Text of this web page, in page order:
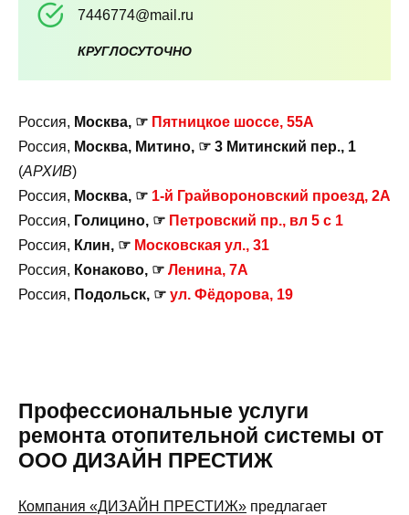
7446774@mail.ru
КРУГЛОСУТОЧНО
Россия, Москва, ☞ Пятницкое шоссе, 55А
Россия, Москва, Митино, ☞ 3 Митинский пер., 1
(АРХИВ)
Россия, Москва, ☞ 1-й Грайвороновский проезд, 2А
Россия, Голицино, ☞ Петровский пр., вл 5 с 1
Россия, Клин, ☞ Московская ул., 31
Россия, Конаково, ☞ Ленина, 7А
Россия, Подольск, ☞ ул. Фёдорова, 19
Профессиональные услуги
ремонта отопительной системы от
ООО ДИЗАЙН ПРЕСТИЖ
Компания «ДИЗАЙН ПРЕСТИЖ» предлагает